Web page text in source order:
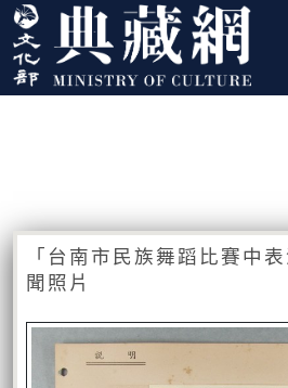
跳到主要內容
:::
「台南市民族舞蹈比賽中
聞照片